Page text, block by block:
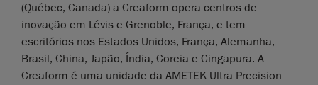
(Québec, Canada) a Creaform opera centros de
inovação em Lévis e Grenoble, França, e tem
escritórios nos Estados Unidos, França, Alemanha,
Brasil, China, Japão, Índia, Coreia e Cingapura. A
Creaform é uma unidade da AMETEK Ultra Precision